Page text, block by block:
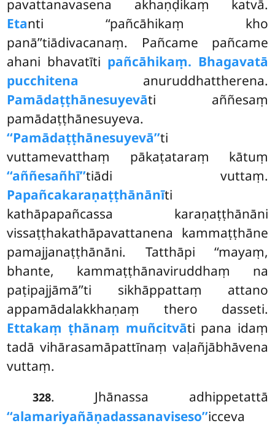
pavattanavasena akhaṇḍikaṃ katvā.
Etanti ‘‘pañcāhikaṃ kho
panā’’tiādivacanaṃ. Pañcame pañcame
ahani bhavatīti pañcāhikaṃ. Bhagavatā
pucchitena anuruddhattherena.
Pamādaṭṭhānesuyevāti aññesaṃ
pamādaṭṭhānesuyeva.
‘‘Pamādaṭṭhānesuyevā’’ti
vuttamevatthaṃ pākaṭataraṃ kātuṃ
‘‘aññesañhī’’tiādi vuttaṃ.
Papañcakaraṇaṭṭhānānīti
kathāpapañcassa karaṇaṭṭhānāni
vissaṭṭhakathāpavattanena kammaṭṭhāne
pamajjanaṭṭhānāni. Tatthāpi ‘‘mayaṃ,
bhante, kammaṭṭhānaviruddhaṃ na
paṭipajjāmā’’ti sikhāppattaṃ attano
appamādalakkhaṇaṃ thero dasseti.
Ettakaṃ ṭhānaṃ muñcitvāti pana idaṃ
tadā vihārasamāpattīnaṃ vaḷañjābhāvena
vuttaṃ.
328. Jhānassa adhippetattā
‘‘alamariyañāṇadassanaviseso’’icceva